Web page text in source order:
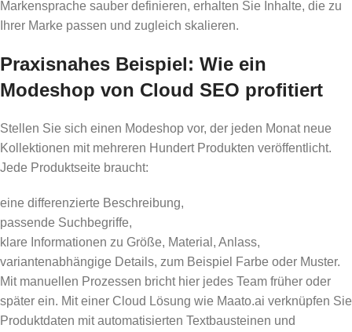
Markensprache sauber definieren, erhalten Sie Inhalte, die zu
Ihrer Marke passen und zugleich skalieren.
Praxisnahes Beispiel: Wie ein
Modeshop von Cloud SEO profitiert
Stellen Sie sich einen Modeshop vor, der jeden Monat neue
Kollektionen mit mehreren Hundert Produkten veröffentlicht.
Jede Produktseite braucht:
eine differenzierte Beschreibung,
passende Suchbegriffe,
klare Informationen zu Größe, Material, Anlass,
variantenabhängige Details, zum Beispiel Farbe oder Muster.
Mit manuellen Prozessen bricht hier jedes Team früher oder
später ein. Mit einer Cloud Lösung wie Maato.ai verknüpfen Sie
Produktdaten mit automatisierten Textbausteinen und